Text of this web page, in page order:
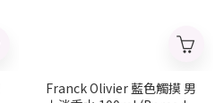
Franck Olivier 藍色觸摸 男